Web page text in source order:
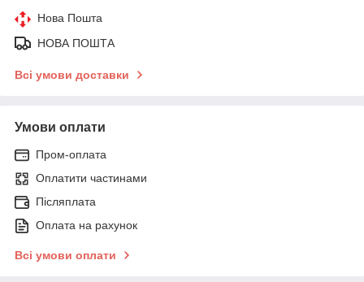
Нова Пошта
НОВА ПОШТА
Всі умови доставки
Умови оплати
Пром-оплата
Оплатити частинами
Післяплата
Оплата на рахунок
Всі умови оплати